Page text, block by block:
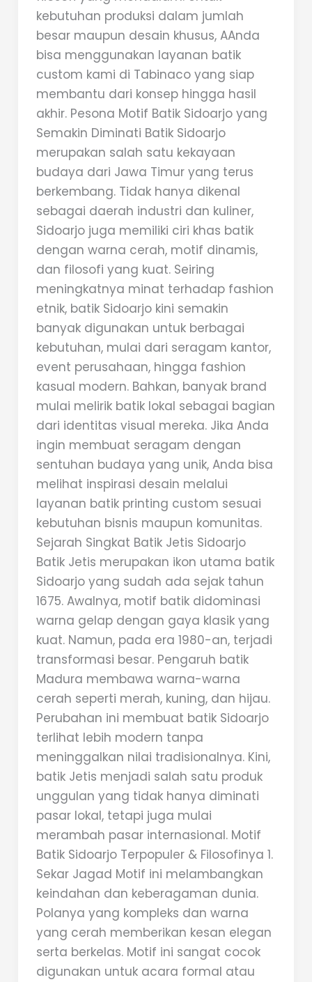
kebutuhan produksi dalam jumlah
besar maupun desain khusus, AAnda
bisa menggunakan layanan batik
custom kami di Tabinaco yang siap
membantu dari konsep hingga hasil
akhir. Pesona Motif Batik Sidoarjo yang
Semakin Diminati Batik Sidoarjo
merupakan salah satu kekayaan
budaya dari Jawa Timur yang terus
berkembang. Tidak hanya dikenal
sebagai daerah industri dan kuliner,
Sidoarjo juga memiliki ciri khas batik
dengan warna cerah, motif dinamis,
dan filosofi yang kuat. Seiring
meningkatnya minat terhadap fashion
etnik, batik Sidoarjo kini semakin
banyak digunakan untuk berbagai
kebutuhan, mulai dari seragam kantor,
event perusahaan, hingga fashion
kasual modern. Bahkan, banyak brand
mulai melirik batik lokal sebagai bagian
dari identitas visual mereka. Jika Anda
ingin membuat seragam dengan
sentuhan budaya yang unik, Anda bisa
melihat inspirasi desain melalui
layanan batik printing custom sesuai
kebutuhan bisnis maupun komunitas.
Sejarah Singkat Batik Jetis Sidoarjo
Batik Jetis merupakan ikon utama batik
Sidoarjo yang sudah ada sejak tahun
1675. Awalnya, motif batik didominasi
warna gelap dengan gaya klasik yang
kuat. Namun, pada era 1980-an, terjadi
transformasi besar. Pengaruh batik
Madura membawa warna-warna
cerah seperti merah, kuning, dan hijau.
Perubahan ini membuat batik Sidoarjo
terlihat lebih modern tanpa
meninggalkan nilai tradisionalnya. Kini,
batik Jetis menjadi salah satu produk
unggulan yang tidak hanya diminati
pasar lokal, tetapi juga mulai
merambah pasar internasional. Motif
Batik Sidoarjo Terpopuler & Filosofinya 1.
Sekar Jagad Motif ini melambangkan
keindahan dan keberagaman dunia.
Polanya yang kompleks dan warna
yang cerah memberikan kesan elegan
serta berkelas. Motif ini sangat cocok
digunakan untuk acara formal atau